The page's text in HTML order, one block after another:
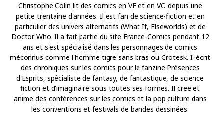
Christophe Colin lit des comics en VF et en VO depuis une
petite trentaine d'années. Il est fan de science-fiction et en
particulier des univers alternatifs (What If, Elseworlds) et de
Doctor Who. Il a fait partie du site France-Comics pendant 12
ans et s'est spécialisé dans les personnages de comics
méconnus comme l'homme tigre sans bras ou Grotesk. Il écrit
des chroniques sur les comics pour le fanzine Présences
d'Esprits, spécialiste de fantasy, de fantastique, de science
fiction et d'imaginaire sous toutes ses formes. Il crée et
anime des conférences sur les comics et la pop culture dans
les conventions et festivals de bandes dessinées.